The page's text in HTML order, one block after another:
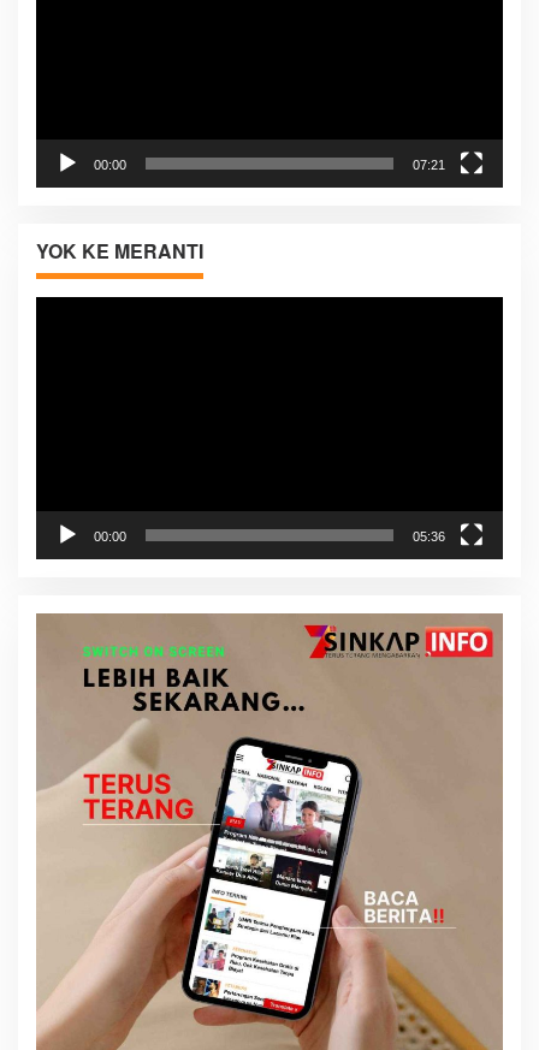
00:00 07:21
YOK KE MERANTI
Pemutar
00:00 05:36